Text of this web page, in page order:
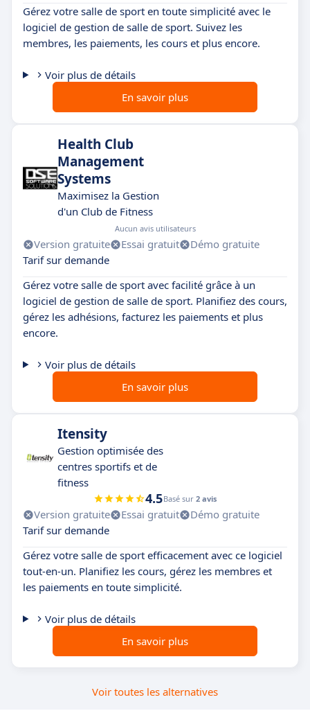
Gérez votre salle de sport en toute simplicité avec le
logiciel de gestion de salle de sport. Suivez les
membres, les paiements, les cours et plus encore.
Voir plus de détails
En savoir plus
Health Club
Management
Systems
Maximisez la Gestion
d'un Club de Fitness
Aucun avis utilisateurs
Version gratuite Essai gratuit
Démo gratuite
Tarif sur demande
Gérez votre salle de sport avec facilité grâce à un
logiciel de gestion de salle de sport. Planifiez des cours,
gérez les adhésions, facturez les paiements et plus
encore.
Voir plus de détails
En savoir plus
Itensity
Gestion optimisée des
centres sportifs et de
fitness
4.5Basé sur 2 avis
Version gratuite Essai gratuit
Démo gratuite
Tarif sur demande
Gérez votre salle de sport efficacement avec ce logiciel
tout-en-un. Planifiez les cours, gérez les membres et
les paiements en toute simplicité.
Voir plus de détails
En savoir plus
Voir toutes les alternatives